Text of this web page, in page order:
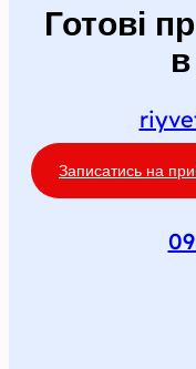
Готові
Записатись на